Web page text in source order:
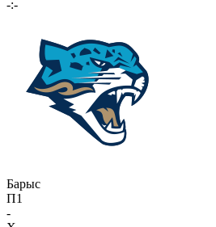
-:-
Барыс
П1
-